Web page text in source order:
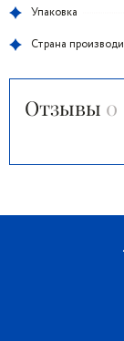
Упаковка
Страна
Отзывы 0